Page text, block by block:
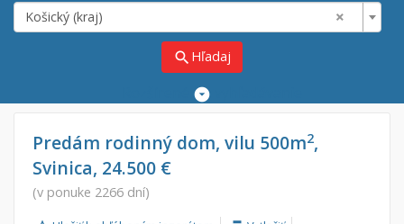
×
Košický (kraj)
search Hľadaj
Predaj
Prenájom
Od:
Predám rodinný dom, vilu 500m2,
Svinica, 24.500 €
(v ponuke 2266 dní)